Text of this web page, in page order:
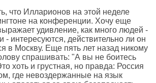
что Илларионов на этой неделе
на конференции. Хочу еще
удивление, как много людей -
- интересуются, действительно ли он
в Москву. Еще пять лет назад никому
спрашивать: "А вы не боитесь
хоть и грустная, но правда: Россия
где невоздержанные на язык